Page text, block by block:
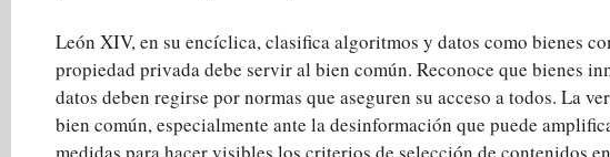
León XIV, en su encíclica, clasifica algoritmos y datos como bienes
propiedad privada debe servir al bien común. Reconoce que bienes
datos deben regirse por normas que aseguren su acceso a todos. La
bien común, especialmente ante la desinformación que puede
medidas para hacer visibles los criterios de selección de contenidos